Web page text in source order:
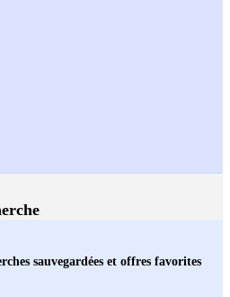
sauvegardées et offres favorites